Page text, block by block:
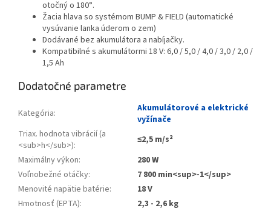
otočný o 180°.
Žacia hlava so systémom BUMP & FIELD (automatické
vysúvanie lanka úderom o zem)
Dodávané bez akumulátora a nabíjačky.
Kompatibilné s akumulátormi 18 V: 6,0 / 5,0 / 4,0 / 3,0 / 2,0 /
1,5 Ah
Dodatočné parametre
Kategória:
Akumulátorové a elektrické
vyžínače
Triax. hodnota vibrácií (a
<sub>h</sub>):
≤2,5 m/s²
Maximálny výkon:
280 W
Voľnobežné otáčky:
7 800 min<sup>-1</sup>
Menovité napätie batérie:
18 V
Hmotnosť (EPTA):
2,3 - 2,6 kg